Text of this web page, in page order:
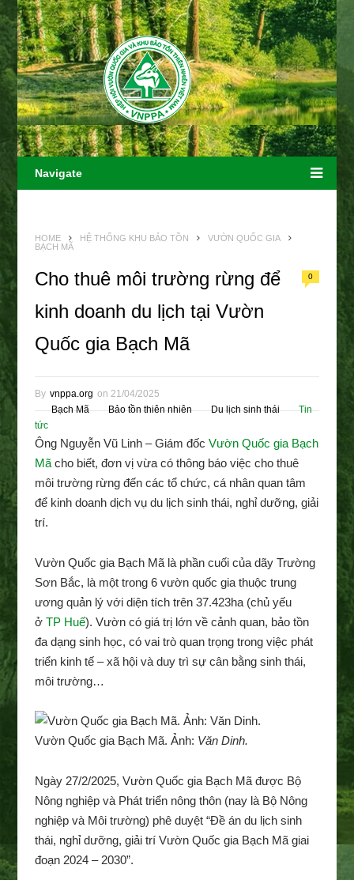
Navigate
HOME HỆ THỐNG KHU BẢO TỒN
VƯỜN QUỐC GIA
BẠCH MÃ
Cho thuê môi trường rừng để
kinh doanh du lịch tại Vườn
Quốc gia Bạch Mã
0
By vnppa.org on 21/04/2025
Bạch Mã
Bảo tồn thiên nhiên Du lịch sinh thái
Tin
tức
Ông Nguyễn Vũ Linh – Giám đốc Vườn Quốc gia Bạch
Mã cho biết, đơn vị vừa có thông báo việc cho thuê
môi trường rừng đến các tổ chức, cá nhân quan tâm
để kinh doanh dịch vụ du lịch sinh thái, nghỉ dưỡng, giải
trí.
Vườn Quốc gia Bạch Mã là phần cuối của dãy Trường
Sơn Bắc, là một trong 6 vườn quốc gia thuộc trung
ương quản lý với diện tích trên 37.423ha (chủ yếu
ở TP Huế). Vườn có giá trị lớn về cảnh quan, bảo tồn
đa dạng sinh học, có vai trò quan trọng trong việc phát
triển kinh tế – xã hội và duy trì sự cân bằng sinh thái,
môi trường…
Vườn Quốc gia Bạch Mã. Ảnh: Văn Dinh.
Ngày 27/2/2025, Vườn Quốc gia Bạch Mã được Bộ
Nông nghiệp và Phát triển nông thôn (nay là Bộ Nông
nghiệp và Môi trường) phê duyệt “Đề án du lịch sinh
thái, nghỉ dưỡng, giải trí Vườn Quốc gia Bạch Mã giai
đoạn 2024 – 2030”.